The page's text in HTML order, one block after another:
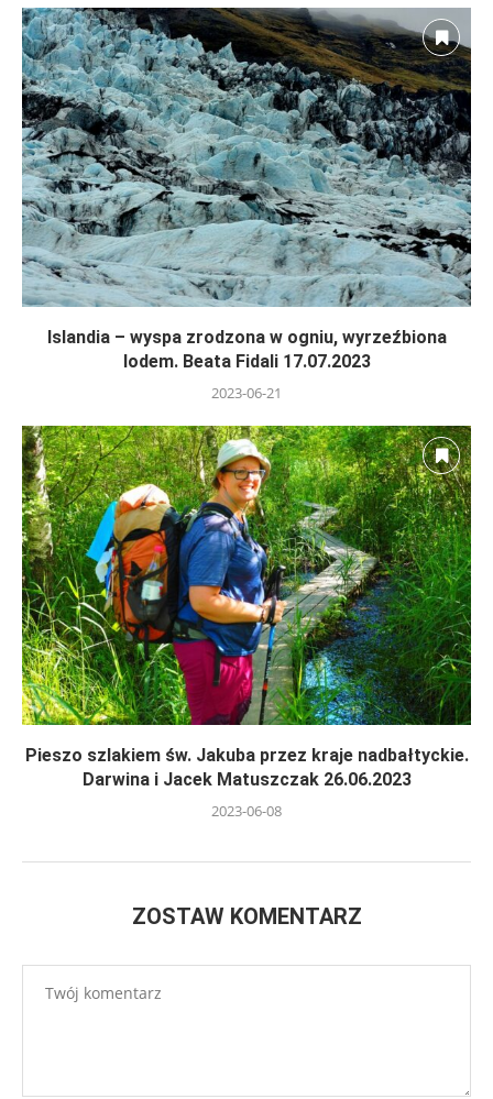
Islandia – wyspa zrodzona w ogniu, wyrzeźbiona
lodem. Beata Fidali 17.07.2023
2023-06-21
Pieszo szlakiem św. Jakuba przez kraje nadbałtyckie.
Darwina i Jacek Matuszczak 26.06.2023
2023-06-08
ZOSTAW KOMENTARZ